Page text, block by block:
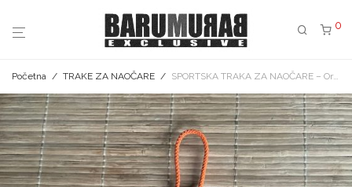
0
Početna / TRAKE ZA NAOČARE / SPORTSKA TRAKA ZA NAOČARE – Orange Snake